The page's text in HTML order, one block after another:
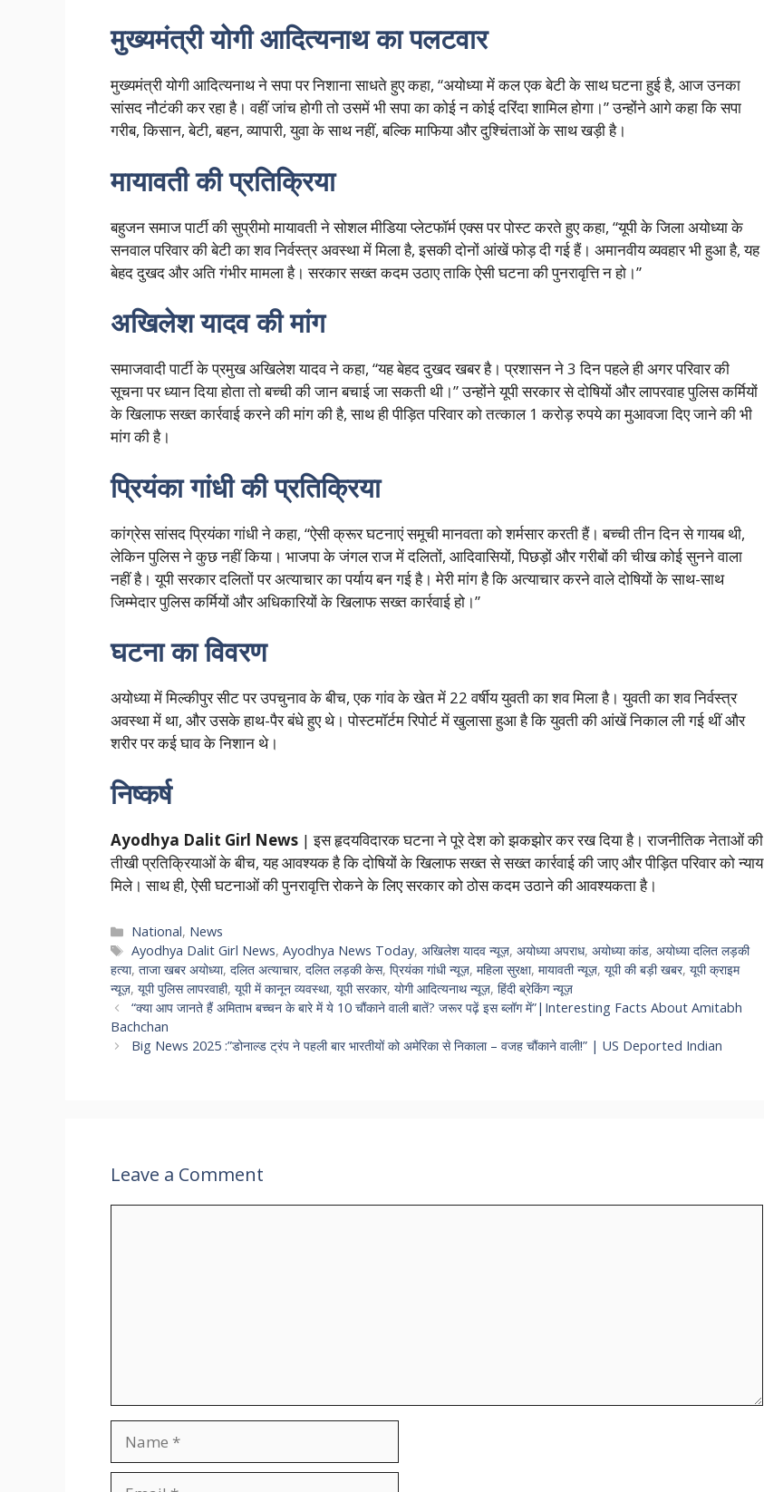
मुख्यमंत्री योगी आदित्यनाथ का पलटवार
मुख्यमंत्री योगी आदित्यनाथ ने सपा पर निशाना साधते हुए कहा, “अयोध्या में कल एक बेटी के साथ घटना हुई है, आज उनका
सांसद नौटंकी कर रहा है। वहीं जांच होगी तो उसमें भी सपा का कोई न कोई दरिंदा शामिल होगा।” उन्होंने आगे कहा कि सपा
गरीब, किसान, बेटी, बहन, व्यापारी, युवा के साथ नहीं, बल्कि माफिया और दुश्चिंताओं के साथ खड़ी है।
मायावती की प्रतिक्रिया
बहुजन समाज पार्टी की सुप्रीमो मायावती ने सोशल मीडिया प्लेटफॉर्म एक्स पर पोस्ट करते हुए कहा, “यूपी के जिला अयोध्या के
सनवाल परिवार की बेटी का शव निर्वस्त्र अवस्था में मिला है, इसकी दोनों आंखें फोड़ दी गई हैं। अमानवीय व्यवहार भी हुआ है, यह
बेहद दुखद और अति गंभीर मामला है। सरकार सख्त कदम उठाए ताकि ऐसी घटना की पुनरावृत्ति न हो।”
अखिलेश यादव की मांग
समाजवादी पार्टी के प्रमुख अखिलेश यादव ने कहा, “यह बेहद दुखद खबर है। प्रशासन ने 3 दिन पहले ही अगर परिवार की
सूचना पर ध्यान दिया होता तो बच्ची की जान बचाई जा सकती थी।” उन्होंने यूपी सरकार से दोषियों और लापरवाह पुलिस कर्मियों
के खिलाफ सख्त कार्रवाई करने की मांग की है, साथ ही पीड़ित परिवार को तत्काल 1 करोड़ रुपये का मुआवजा दिए जाने की भी
मांग की है।
प्रियंका गांधी की प्रतिक्रिया
कांग्रेस सांसद प्रियंका गांधी ने कहा, “ऐसी क्रूर घटनाएं समूची मानवता को शर्मसार करती हैं। बच्ची तीन दिन से गायब थी,
लेकिन पुलिस ने कुछ नहीं किया। भाजपा के जंगल राज में दलितों, आदिवासियों, पिछड़ों और गरीबों की चीख कोई सुनने वाला
नहीं है। यूपी सरकार दलितों पर अत्याचार का पर्याय बन गई है। मेरी मांग है कि अत्याचार करने वाले दोषियों के साथ-साथ
जिम्मेदार पुलिस कर्मियों और अधिकारियों के खिलाफ सख्त कार्रवाई हो।”
घटना का विवरण
अयोध्या में मिल्कीपुर सीट पर उपचुनाव के बीच, एक गांव के खेत में 22 वर्षीय युवती का शव मिला है। युवती का शव निर्वस्त्र
अवस्था में था, और उसके हाथ-पैर बंधे हुए थे। पोस्टमॉर्टम रिपोर्ट में खुलासा हुआ है कि युवती की आंखें निकाल ली गई थीं और
शरीर पर कई घाव के निशान थे।
निष्कर्ष
Ayodhya Dalit Girl News | इस हृदयविदारक घटना ने पूरे देश को झकझोर कर रख दिया है। राजनीतिक नेताओं की
तीखी प्रतिक्रियाओं के बीच, यह आवश्यक है कि दोषियों के खिलाफ सख्त से सख्त कार्रवाई की जाए और पीड़ित परिवार को न्याय
मिले। साथ ही, ऐसी घटनाओं की पुनरावृत्ति रोकने के लिए सरकार को ठोस कदम उठाने की आवश्यकता है।
Categories
National, News
Tags
Ayodhya Dalit Girl News,Ayodhya News Today,अखिलेश यादव न्यूज़,अयोध्या अपराध,अयोध्या कांड,अयोध्या दलित लड़की
हत्या, ताजा खबर अयोध्या, दलित अत्याचार, दलित लड़की केस, प्रियंका गांधी न्यूज़, महिला सुरक्षा, मायावती न्यूज़, यूपी की बड़ी खबर, यूपी क्राइम
न्यूज़, यूपी पुलिस लापरवाही, यूपी में कानून व्यवस्था, यूपी सरकार, योगी आदित्यनाथ न्यूज़, हिंदी ब्रेकिंग न्यूज़
“क्या आप जानते हैं अमिताभ बच्चन के बारे में ये 10 चौंकाने वाली बातें? जरूर पढ़ें इस ब्लॉग में”|Interesting Facts About Amitabh
Bachchan
Big News 2025 :”डोनाल्ड ट्रंप ने पहली बार भारतीयों को अमेरिका से निकाला – वजह चौंकाने वाली!” | US Deported Indian
Leave a Comment